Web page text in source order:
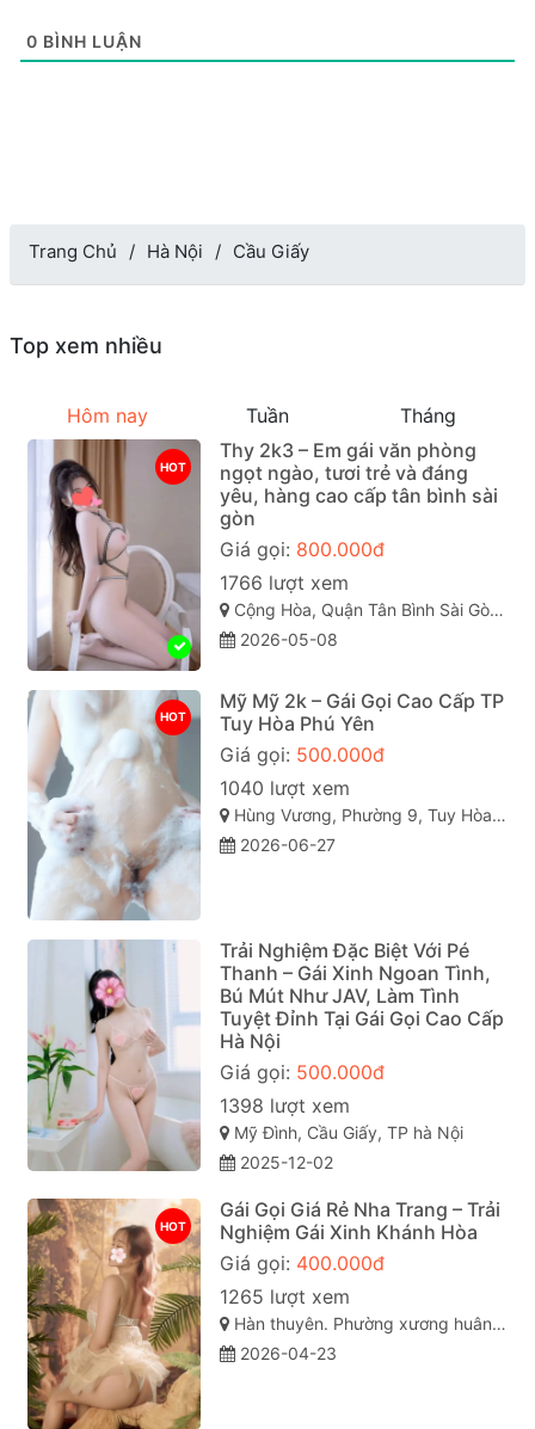
0 BÌNH LUẬN
Trang Chủ Hà Nội Cầu Giấy
Top xem nhiều
Hôm nay Tuần Tháng
HOT
Thy 2k3 – Em gái văn phòng
ngọt ngào, tươi trẻ và đáng
yêu, hàng cao cấp tân bình sài
gòn
Giá gọi: 800.000đ
1766 lượt xem
Cộng Hòa, Quận Tân Bình Sài Gòn ( TP. Hồ Chí Minh )
2026-05-08
HOT
Mỹ Mỹ 2k – Gái Gọi Cao Cấp TP
Tuy Hòa Phú Yên
Giá gọi: 500.000đ
1040 lượt xem
Hùng Vương, Phường 9, Tuy Hòa, Phú Yên
2026-06-27
Trải Nghiệm Đặc Biệt Với Pé
Thanh – Gái Xinh Ngoan Tình,
Bú Mút Như JAV, Làm Tình
Tuyệt Đỉnh Tại Gái Gọi Cao Cấp
Hà Nội
Giá gọi: 500.000đ
1398 lượt xem
Mỹ Đình, Cầu Giấy, TP hà Nội
2025-12-02
HOT
Gái Gọi Giá Rẻ Nha Trang – Trải
Nghiệm Gái Xinh Khánh Hòa
Giá gọi: 400.000đ
1265 lượt xem
Hàn thuyên. Phường xương huân. Tp nha trang . Khánh Hòa
2026-04-23